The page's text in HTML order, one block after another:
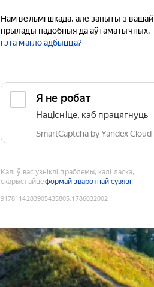
Нам вельмі шкада, але запыты з вашай
прылады падобныя да аўтаматычных.
гэта магло адбыцца?
Я не робат
Націсніце, каб працягнуць
SmartCaptcha by Yandex Cloud
Калі ў вас узніклі праблемы, калі ласка,
скарыстайцеформай зваротнай сувязі
9178114283905435805:1786032002